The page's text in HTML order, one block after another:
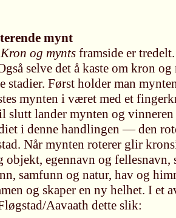
mynt
Kron og mynts framside er
selve det å kaste om kron
stadier. Først holder man
mynten i været med et
slutt lander mynten og vinneren
i denne handlingen — den
Når mynten roterer glir
objekt, egennavn og fellesnavn,
samfunn og natur, hav og
og skaper en ny helhet. I et
Aavaath dette slik: